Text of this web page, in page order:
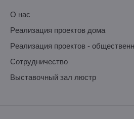
O нас
Pеализация проектов дома
Pеализация проектов -
Сотрудничество
Выставочный зал люстр